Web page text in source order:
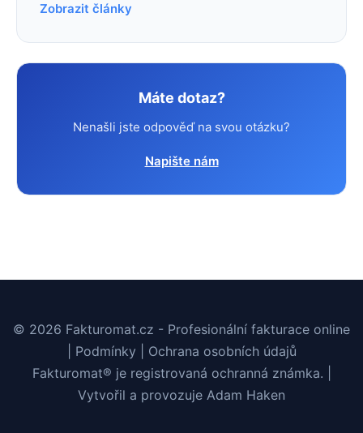
Zobrazit články
Máte dotaz?
Nenašli jste odpověď na svou otázku?
Napište nám
© 2026 Fakturomat.cz - Profesionální fakturace online
Podmínky
Ochrana osobních údajů
Fakturomat® je registrovaná ochranná známka. |
Vytvořil a provozuje Adam Haken